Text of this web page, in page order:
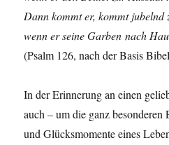
Dann kommt er, kommt jubelnd
wenn er seine Garben nach
(Psalm 126, nach der Basis
In der Erinnerung an einen
auch – um die ganz
und Glücksmomente eines